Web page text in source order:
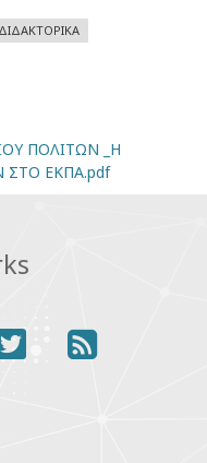
ΔΙΔΑΚΤΟΡΙΚΆ
ΠΟΛΙΤΩΝ _Η
ΣΤΟ ΕΚΠΑ.pdf
twitterrss